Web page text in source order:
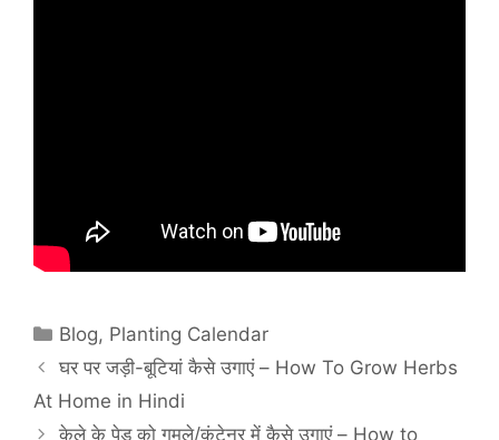
Categories
Blog, Planting Calendar
घर पर जड़ी-बूटियां कैसे उगाएं – How To Grow Herbs
At Home in Hindi
केले के पेड़ को गमले/कंटेनर में कैसे उगाएं – How to